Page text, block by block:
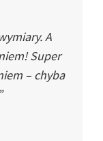
A
Super
– chyba